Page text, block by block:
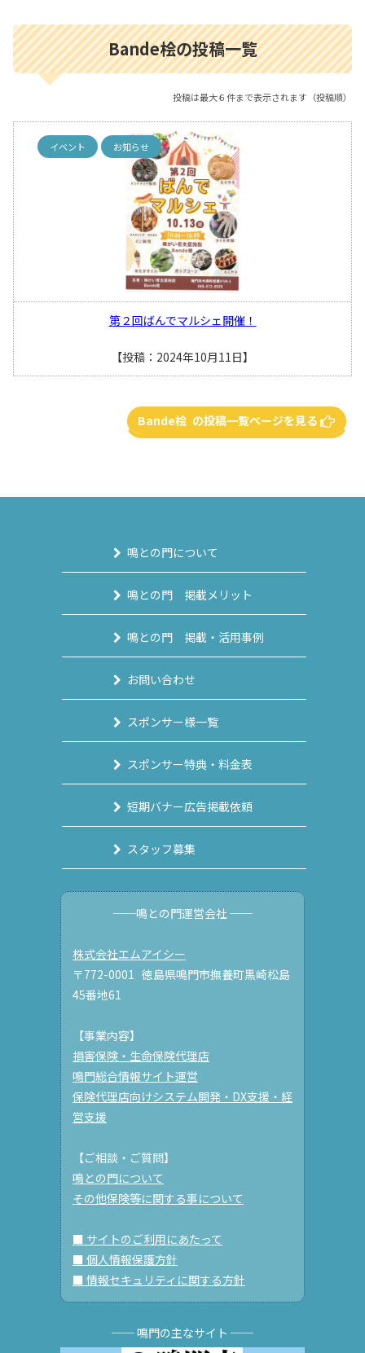
Bande桧の投稿一覧
投稿は最大６件まで表示されます（投稿順）
イベント お知らせ
第２回ばんでマルシェ開催！
【投稿：2024年10月11日】
Bande桧 の投稿一覧ページを見る
鳴との門について
鳴との門 掲載メリット
鳴との門 掲載・活用事例
お問い合わせ
スポンサー様一覧
スポンサー特典・料金表
短期バナー広告掲載依頼
スタッフ募集
──鳴との門運営会社 ──
株式会社エムアイシー
〒772-0001 徳島県鳴門市撫養町黒崎松島
45番地61
【事業内容】
損害保険・生命保険代理店
鳴門総合情報サイト運営
保険代理店向けシステム開発・DX支援・経
営支援
【ご相談・ご質問】
鳴との門について
その他保険等に関する事について
■ サイトのご利用にあたって
■ 個人情報保護方針
■ 情報セキュリティに関する方針
── 鳴門の主なサイト ──